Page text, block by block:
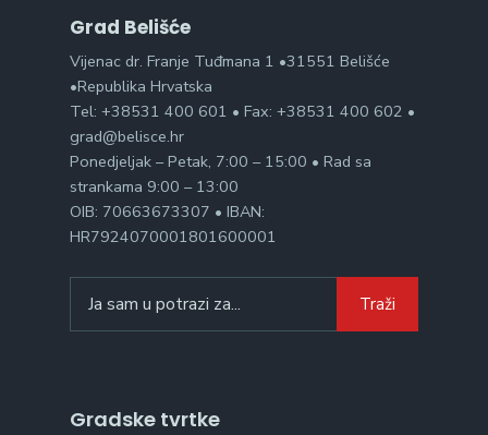
Grad Belišće
Vijenac dr. Franje Tuđmana 1 •31551 Belišće
•Republika Hrvatska
Tel: +38531 400 601 • Fax: +38531 400 602 •
grad@belisce.hr
Ponedjeljak – Petak, 7:00 – 15:00 • Rad sa
strankama 9:00 – 13:00
OIB: 70663673307 • IBAN:
HR7924070001801600001
for:
Traži
Gradske tvrtke